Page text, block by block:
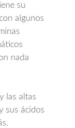
su
algunos
nada
las altas
sus ácidos